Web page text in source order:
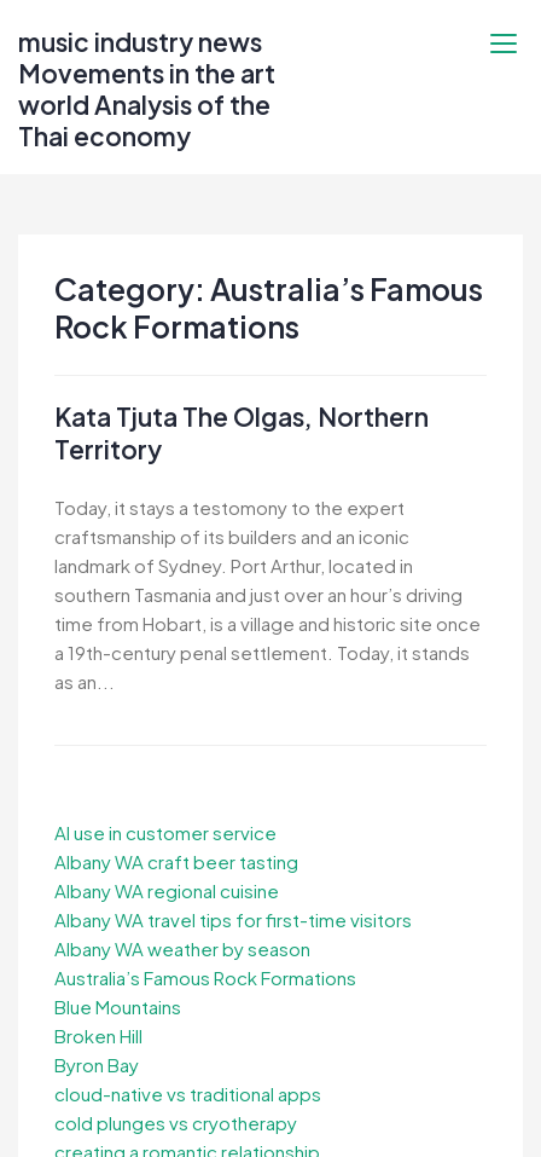
content
music industry news
Movements in the art
world Analysis of the
Thai economy
Category: Australia’s Famous
Rock Formations
Kata Tjuta The Olgas, Northern
Territory
Today, it stays a testomony to the expert
craftsmanship of its builders and an iconic
landmark of Sydney. Port Arthur, located in
southern Tasmania and just over an hour’s driving
time from Hobart, is a village and historic site once
a 19th-century penal settlement. Today, it stands
as an...
AI use in customer service
Albany WA craft beer tasting
Albany WA regional cuisine
Albany WA travel tips for first-time visitors
Albany WA weather by season
Australia’s Famous Rock Formations
Blue Mountains
Broken Hill
Byron Bay
cloud-native vs traditional apps
cold plunges vs cryotherapy
creating a romantic relationship